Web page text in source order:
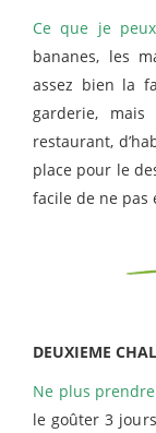
Ce que je
bananes, les
assez bien la
garderie,
restaurant,
place pour le
facile de ne pas
DEUXIEME
Ne plus
le goûter 3